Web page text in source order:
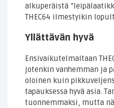
alkuperäistä
THEC64 ilmestyikin
Yllättävän hyvä
Ensivaikutelmaltaan
jotenkin vanhemman ja
oloinen kuin
tapauksessa hyvä asia.
tuonnemmaksi, mutta